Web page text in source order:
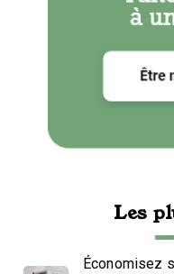
Les
Économisez